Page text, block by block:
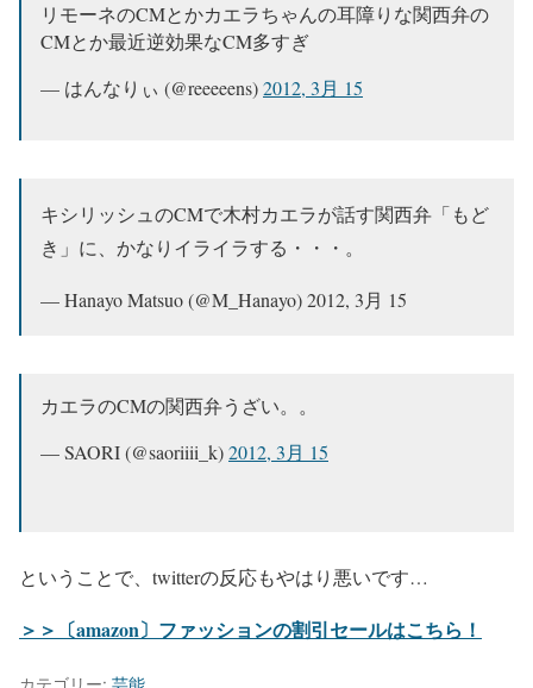
リモーネのCMとかカエラちゃんの耳障りな関西弁の
CMとか最近逆効果なCM多すぎ
— はんなりぃ (@reeeeens)2012, 3月 15
キシリッシュのCMで木村カエラが話す関西弁「もど
き」に、かなりイライラする・・・。
— Hanayo Matsuo (@M_Hanayo) 2012, 3月 15
カエラのCMの関西弁うざい。。
— SAORI (@saoriiii_k)2012, 3月 15
ということで、twitterの反応もやはり悪いです…
＞＞〔amazon〕ファッションの割引セールはこちら！